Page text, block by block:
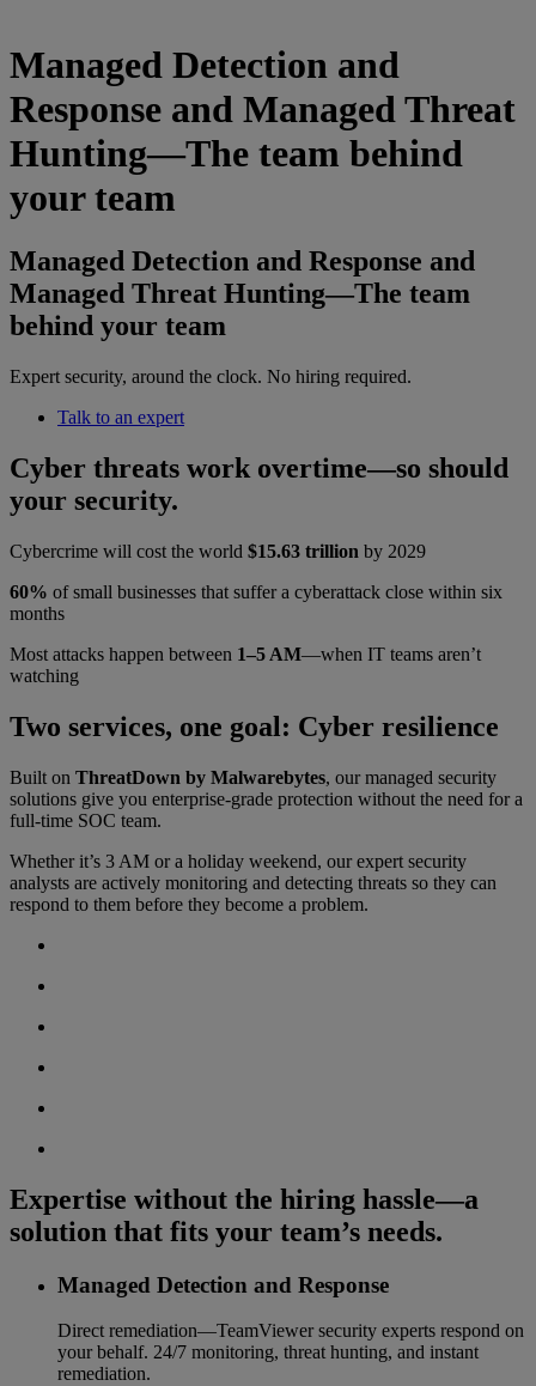
Managed Detection and
Response and Managed Threat
Hunting—The team behind
your team
Managed Detection and Response and
Managed Threat Hunting—The team
behind your team
Expert security, around the clock. No hiring required.
Talk to an expert
Cyber threats work overtime—so should
your security.
Cybercrime will cost the world $15.63 trillion by 2029
60% of small businesses that suffer a cyberattack close within six
months
Most attacks happen between 1–5 AM—when IT teams aren’t
watching
Two services, one goal: Cyber resilience
Built on ThreatDown by Malwarebytes, our managed security
solutions give you enterprise-grade protection without the need for a
full-time SOC team.
Whether it’s 3 AM or a holiday weekend, our expert security
analysts are actively monitoring and detecting threats so they can
respond to them before they become a problem.
Expertise without the hiring hassle—a
solution that fits your team’s needs.
Managed Detection and Response
Direct remediation—TeamViewer security experts respond on
your behalf. 24/7 monitoring, threat hunting, and instant
remediation.